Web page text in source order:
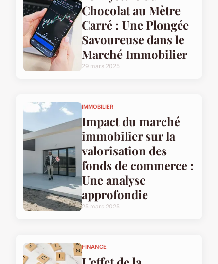
Chocolat au Mètre
Carré : Une Plongée
Savoureuse dans le
Marché Immobilier
29 mars 2025
IMMOBILIER
Impact du marché
immobilier sur la
valorisation des
fonds de commerce :
Une analyse
approfondie
25 mars 2025
FINANCE